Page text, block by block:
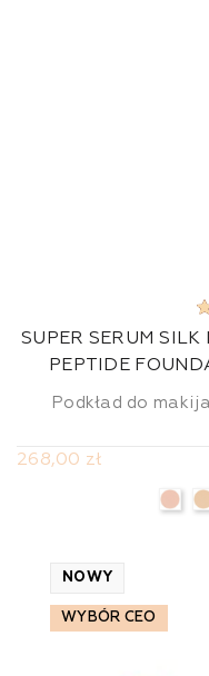
SUPER SERUM
PEPTIDE
Podkład do
268,00 zł
NOWY
WYBÓR CEO